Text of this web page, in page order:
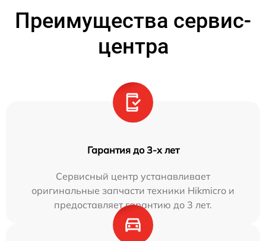
Преимущества сервис-
центра
Гарантия до 3-х лет
Сервисный центр устанавливает
оригинальные запчасти техники Hikmicro и
предоставляет гарантию до 3 лет.